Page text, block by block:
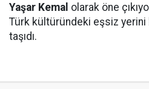
Yaşar Kemal olarak öne
Türk kültüründeki eşsiz yerini
taşıdı.